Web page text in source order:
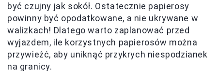
być czujny jak sokół. Ostatecznie papierosy
powinny być opodatkowane, a nie ukrywane w
walizkach! Dlatego warto zaplanować przed
wyjazdem, ile korzystnych papierosów można
przywieźć, aby uniknąć przykrych niespodzianek
na granicy.